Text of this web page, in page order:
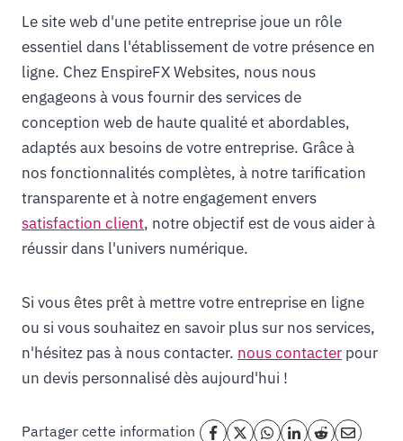
Le site web d'une petite entreprise joue un rôle
essentiel dans l'établissement de votre présence en
ligne. Chez EnspireFX Websites, nous nous
engageons à vous fournir des services de
conception web de haute qualité et abordables,
adaptés aux besoins de votre entreprise. Grâce à
nos fonctionnalités complètes, à notre tarification
transparente et à notre engagement envers
satisfaction client, notre objectif est de vous aider à
réussir dans l'univers numérique.
Si vous êtes prêt à mettre votre entreprise en ligne
ou si vous souhaitez en savoir plus sur nos services,
n'hésitez pas à nous contacter. nous contacter pour
un devis personnalisé dès aujourd'hui !
Partager cette information